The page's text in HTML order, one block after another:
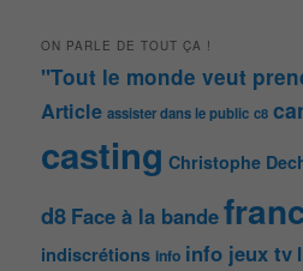
ON PARLE DE TOUT ÇA !
"Tout le monde veut
Article assister dans le public c8
casting Christophe
d8 Face à la bande
indiscrétions info info jeux tv